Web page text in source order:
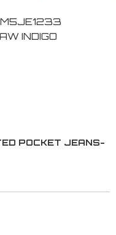
INDIGO
POCKET JEANS-